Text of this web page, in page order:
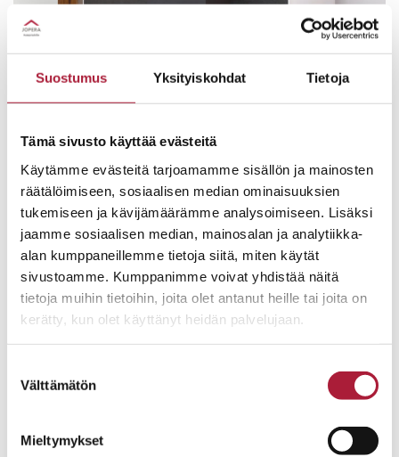
Suostumus Yksityiskohdat Tietoja
Tämä sivusto käyttää evästeitä
Käytämme evästeitä tarjoamamme sisällön ja mainosten
räätälöimiseen, sosiaalisen median ominaisuuksien
tukemiseen ja kävijämäärämme analysoimiseen. Lisäksi
jaamme sosiaalisen median, mainosalan ja analytiikka-
alan kumppaneillemme tietoja siitä, miten käytät
sivustoamme. Kumppanimme voivat yhdistää näitä
tietoja muihin tietoihin, joita olet antanut heille tai joita on
kerätty, kun olet käyttänyt heidän palvelujaan.
valinta
Välttämätön
Mieltymykset
Olohuoneen musta takka ja sen taustaseinä luovat
muurimaisen tunnelman valoisaan tilaan. Tumma
paneeliseinä johdattaa saunaosastolle.